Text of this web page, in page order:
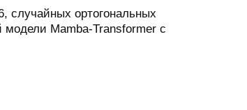
случайных ортогональных
Mamba-Transformer с